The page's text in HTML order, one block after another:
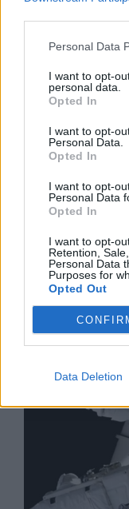
Personal Data
I want to opt-
personal data.
Opted In
I want to opt-
Personal Data.
Opted In
I want to opt-
Personal Data
Opted In
I want to opt-
Retention,
Personal Data
Purposes for
Opted Out
Data Deletion
откриха под
Полша
07.08.2026 / 16:00
Изкуствен
създаде
07.08.2026 / 15:30